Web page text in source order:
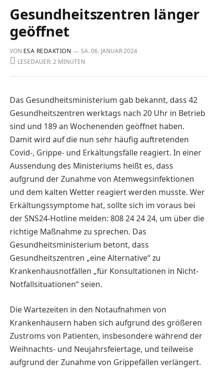
Gesundheitszentren länger
geöffnet
VON ESA REDAKTION
SA. 06. JANUAR 2024
LESEDAUER: 2 MINUTEN
Das Gesundheitsministerium gab bekannt, dass 42
Gesundheitszentren werktags nach 20 Uhr in Betrieb
sind und 189 an Wochenenden geöffnet haben.
Damit wird auf die nun sehr häufig auftretenden
Covid-, Grippe- und Erkältungsfälle reagiert. In einer
Aussendung des Ministeriums heißt es, dass
aufgrund der Zunahme von Atemwegsinfektionen
und dem kalten Wetter reagiert werden musste. Wer
Erkältungssymptome hat, sollte sich im voraus bei
der SNS24-Hotline melden: 808 24 24 24, um über die
richtige Maßnahme zu sprechen. Das
Gesundheitsministerium betont, dass
Gesundheitszentren „eine Alternative“ zu
Krankenhausnotfällen „für Konsultationen in Nicht-
Notfallsituationen“ seien.
Die Wartezeiten in den Notaufnahmen von
Krankenhäusern haben sich aufgrund des größeren
Zustroms von Patienten, insbesondere während der
Weihnachts- und Neujahrsfeiertage, und teilweise
aufgrund der Zunahme von Grippefällen verlängert.